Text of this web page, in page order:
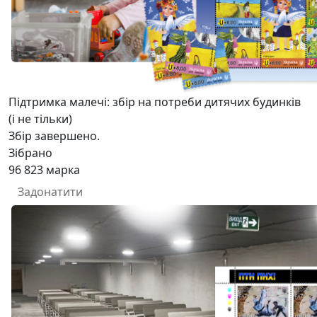
Підтримка малечі: збір на потреби дитячих будинків
(і не тільки)
Збір завершено.
Зібрано
96 823 марка
Задонатити